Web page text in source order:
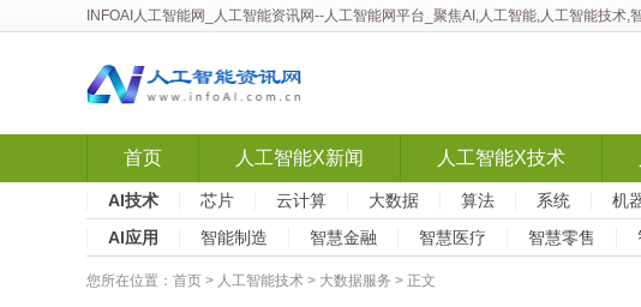
INFOAI人工智能网 人工智能资讯网--人工智能网平台_聚焦AI,人工智能,人工智能技术,
首页 人工智能X新闻 人工智能X技术
AI技术 芯片 云计算 大数据 算法 系统 机
AI应用
智能制造 智慧金融 智慧医疗 智慧零售
您所在位置： 首页 > 人工智能技术 > 大数据服务 > 正文